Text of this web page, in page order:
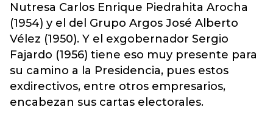
Nutresa Carlos Enrique Piedrahita Arocha
(1954) y el del Grupo Argos José Alberto
Vélez (1950). Y el exgobernador Sergio
Fajardo (1956) tiene eso muy presente para
su camino a la Presidencia, pues estos
exdirectivos, entre otros empresarios,
encabezan sus cartas electorales.